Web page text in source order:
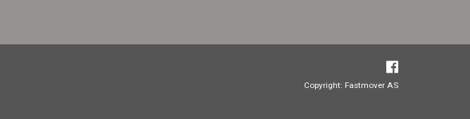
Copyright: Fastmover AS